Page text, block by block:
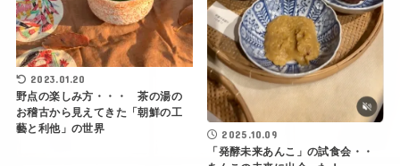
2023.01.20
野点の楽しみ方・・・ 茶の湯の
お稽古から見えてきた「朝鮮の工
藝と利他」の世界
2025.10.09
「発酵未来あんこ」の試食会・・